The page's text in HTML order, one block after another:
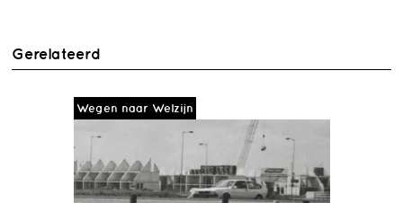
Gerelateerd
Wegen naar Welzijn